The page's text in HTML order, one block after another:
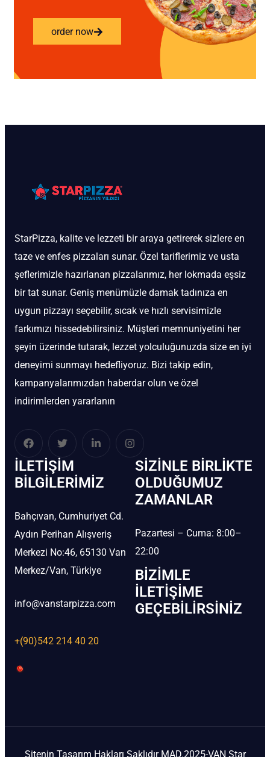
order now
StarPizza, kalite ve lezzeti bir araya getirerek sizlere en
taze ve enfes pizzaları sunar. Özel tariflerimiz ve usta
şeflerimizle hazırlanan pizzalarımız, her lokmada eşsiz
bir tat sunar. Geniş menümüzle damak tadınıza en
uygun pizzayı seçebilir, sıcak ve hızlı servisimizle
farkımızı hissedebilirsiniz. Müşteri memnuniyetini her
şeyin üzerinde tutarak, lezzet yolculuğunuzda size en iyi
deneyimi sunmayı hedefliyoruz. Bizi takip edin,
kampanyalarımızdan haberdar olun ve özel
indirimlerden yararlanın
İLETIŞIM
BİLGILERIMIZ
Bahçıvan, Cumhuriyet Cd.
Aydın Perihan Alışveriş
Merkezi No:46, 65130 Van
Merkez/Van, Türkiye
info@vanstarpizza.com
+(90)542 214 40 20
SIZINLE BIRLIKTE
OLDUĞUMUZ
ZAMANLAR
Pazartesi – Cuma: 8:00–
22:00
BIZIMLE
İLETIŞIME
GEÇEBILIRSINIZ
Sitenin Tasarım Hakları Saklıdır MAD.2025-VAN Star